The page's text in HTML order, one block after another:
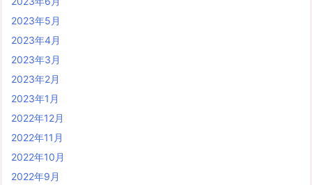
2023年5月
2023年4月
2023年3月
2023年2月
2023年1月
2022年12月
2022年11月
2022年10月
2022年9月